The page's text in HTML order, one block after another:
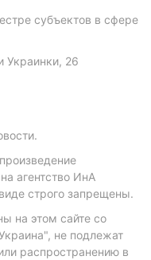
субъектов в сфере
Украинки, 26
агентство ИнА
строго запрещены.
на этом сайте со
не подлежат
распространению в